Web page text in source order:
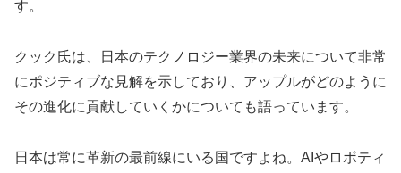
す。
クック氏は、日本のテクノロジー業界の未来について非常
にポジティブな見解を示しており、アップルがどのように
その進化に貢献していくかについても語っています。
日本は常に革新の最前線にいる国ですよね。AIやロボティ